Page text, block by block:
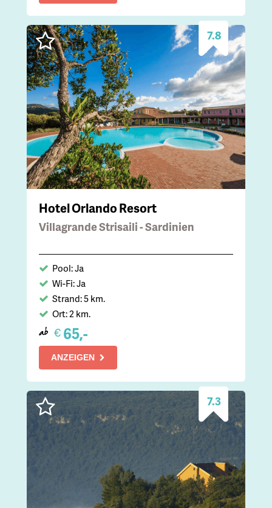
7.8
Hotel Orlando Resort
Villagrande Strisaili - Sardinien
Pool: Ja
Wi-Fi: Ja
Strand: 5 km.
Ort: 2 km.
ab € 65,-
ANZEIGEN
7.3